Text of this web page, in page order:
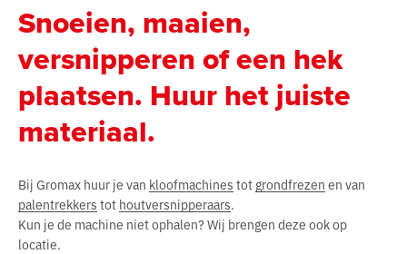
Snoeien, maaien,
versnipperen of een hek
plaatsen. Huur het juiste
materiaal.
Bij Gromax huur je van kloofmachines tot grondfrezen en van
palentrekkers tot houtversnipperaars.
Kun je de machine niet ophalen? Wij brengen deze ook op
locatie.